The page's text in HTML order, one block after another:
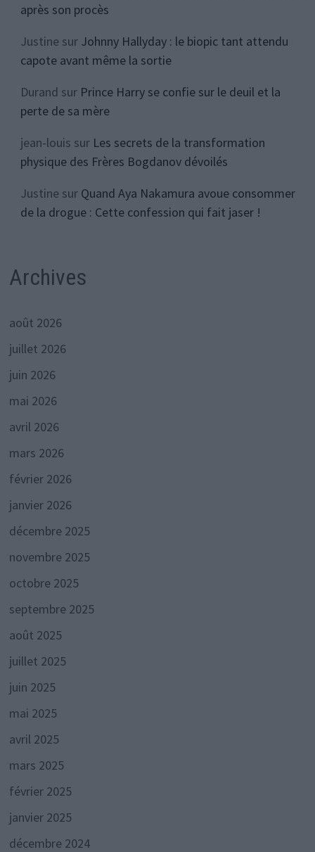
après son procès
Justinesur Johnny Hallyday : le biopic tant attendu
capote avant même la sortie
Durand sur Prince Harry se confie sur le deuil et la
perte de sa mère
jean-louis sur Les secrets de la transformation
physique des Frères Bogdanov dévoilés
Justinesur Quand Aya Nakamura avoue consommer
de la drogue : Cette confession qui fait jaser !
Archives
août 2026
juillet 2026
juin 2026
mai 2026
avril 2026
mars 2026
février 2026
janvier 2026
décembre 2025
novembre 2025
octobre 2025
septembre 2025
août 2025
juillet 2025
juin 2025
mai 2025
avril 2025
mars 2025
février 2025
janvier 2025
décembre 2024